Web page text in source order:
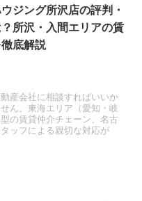
ジング所沢店の評判・
所沢・入間エリアの賃
底解説
産会社に相談すればいいか
ん。東海エリア（愛知・岐
の賃貸仲介チェーン。名古
ッフによる親切な対応が